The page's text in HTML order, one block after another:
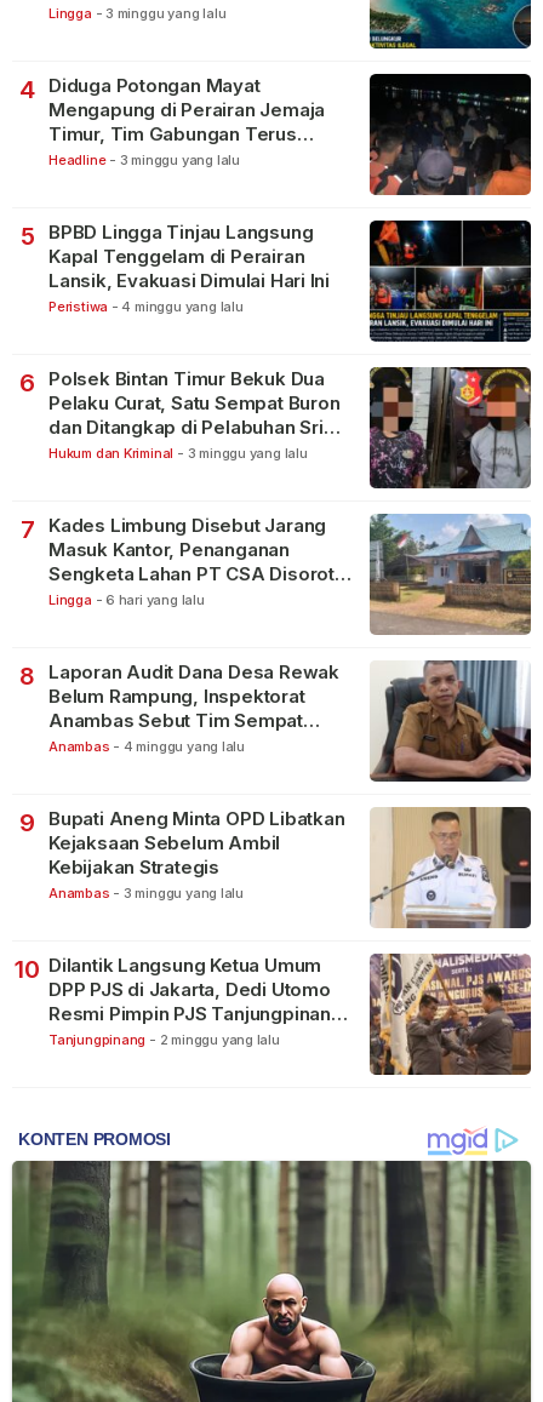
Lingga - 3 minggu yang lalu
4
Diduga Potongan Mayat
Mengapung di Perairan Jemaja
Timur, Tim Gabungan Terus
Lakukan Pencarian
Headline - 3 minggu yang lalu
5
BPBD Lingga Tinjau Langsung
Kapal Tenggelam di Perairan
Lansik, Evakuasi Dimulai Hari Ini
Peristiwa - 4 minggu yang lalu
6
Polsek Bintan Timur Bekuk Dua
Pelaku Curat, Satu Sempat Buron
dan Ditangkap di Pelabuhan Sri
Bintan Pura
Hukum dan Kriminal - 3 minggu yang lalu
7
Kades Limbung Disebut Jarang
Masuk Kantor, Penanganan
Sengketa Lahan PT CSA Disorot
Warga
Lingga - 6 hari yang lalu
8
Laporan Audit Dana Desa Rewak
Belum Rampung, Inspektorat
Anambas Sebut Tim Sempat
Terbagi Tangani Kasus Lain
Anambas - 4 minggu yang lalu
9
Bupati Aneng Minta OPD Libatkan
Kejaksaan Sebelum Ambil
Kebijakan Strategis
Anambas - 3 minggu yang lalu
10 Dilantik Langsung Ketua Umum
DPP PJS di Jakarta, Dedi Utomo
Resmi Pimpin PJS Tanjungpinang-
Bintan
Tanjungpinang - 2 minggu yang lalu